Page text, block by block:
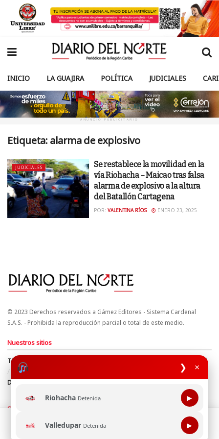
❯ ×
Riohacha Detenida ▶
Valledupar Detenida ▶
INICIO LA GUAJIRA POLÍTICA JUDICIALES
ANUNCIO PUBLICITARIO
Etiqueta: alarma de explosivo
JUDICIALES
Se restablece la movilidad en la
vía Riohacha – Maicao tras falsa
alarma de explosivo a la altura
del Batallón Cartagena
POR: VALENTINA RÍOS ENERO 23, 2025
© 2023 Derechos reservados a Gámez Editores - Sistema Cardenal
S.A.S. - Prohibida la reproducción parcial o total de este medio.
Nuestros sitios
Términos y Condiciones
Derechos de Autor y Propiedad Intelectual
Política de uso de cookies
Política de Tratamiento de Datos
Directrices Editoriales
Síguenos
Esta página web usa cookie para mejorar tu experiencia de
navegación, al continuar aceptas nuestra política de uso de